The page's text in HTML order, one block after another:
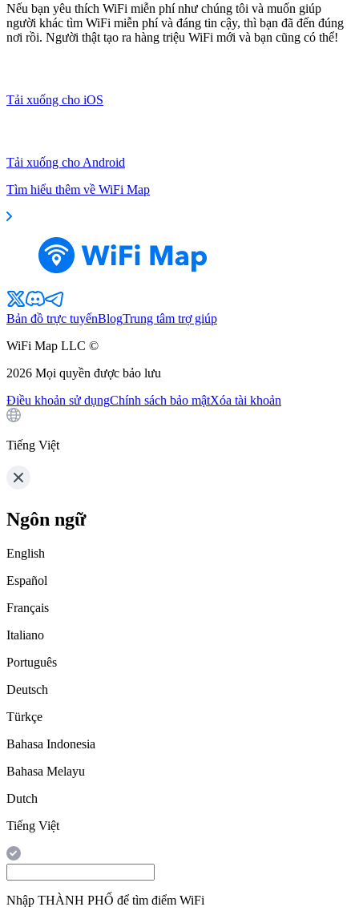
Nếu bạn yêu thích WiFi miễn phí như chúng tôi và muốn giúp
người khác tìm WiFi miễn phí và đáng tin cậy, thì bạn đã đến đúng
nơi rồi. Người thật tạo ra hàng triệu WiFi mới và bạn cũng có thể!
Tải xuống cho iOS
Tải xuống cho Android
Tìm hiểu thêm về WiFi Map
Bản đồ trực tuyếnBlogTrung tâm trợ giúp
WiFi Map LLC ©
2026 Mọi quyền được bảo lưu
Điều khoản sử dụngChính sách bảo mậtXóa tài khoản
Tiếng Việt
Ngôn ngữ
English
Español
Français
Italiano
Português
Deutsch
Türkçe
Bahasa Indonesia
Bahasa Melayu
Dutch
Tiếng Việt
Nhập THÀNH PHỐ để tìm điểm WiFi